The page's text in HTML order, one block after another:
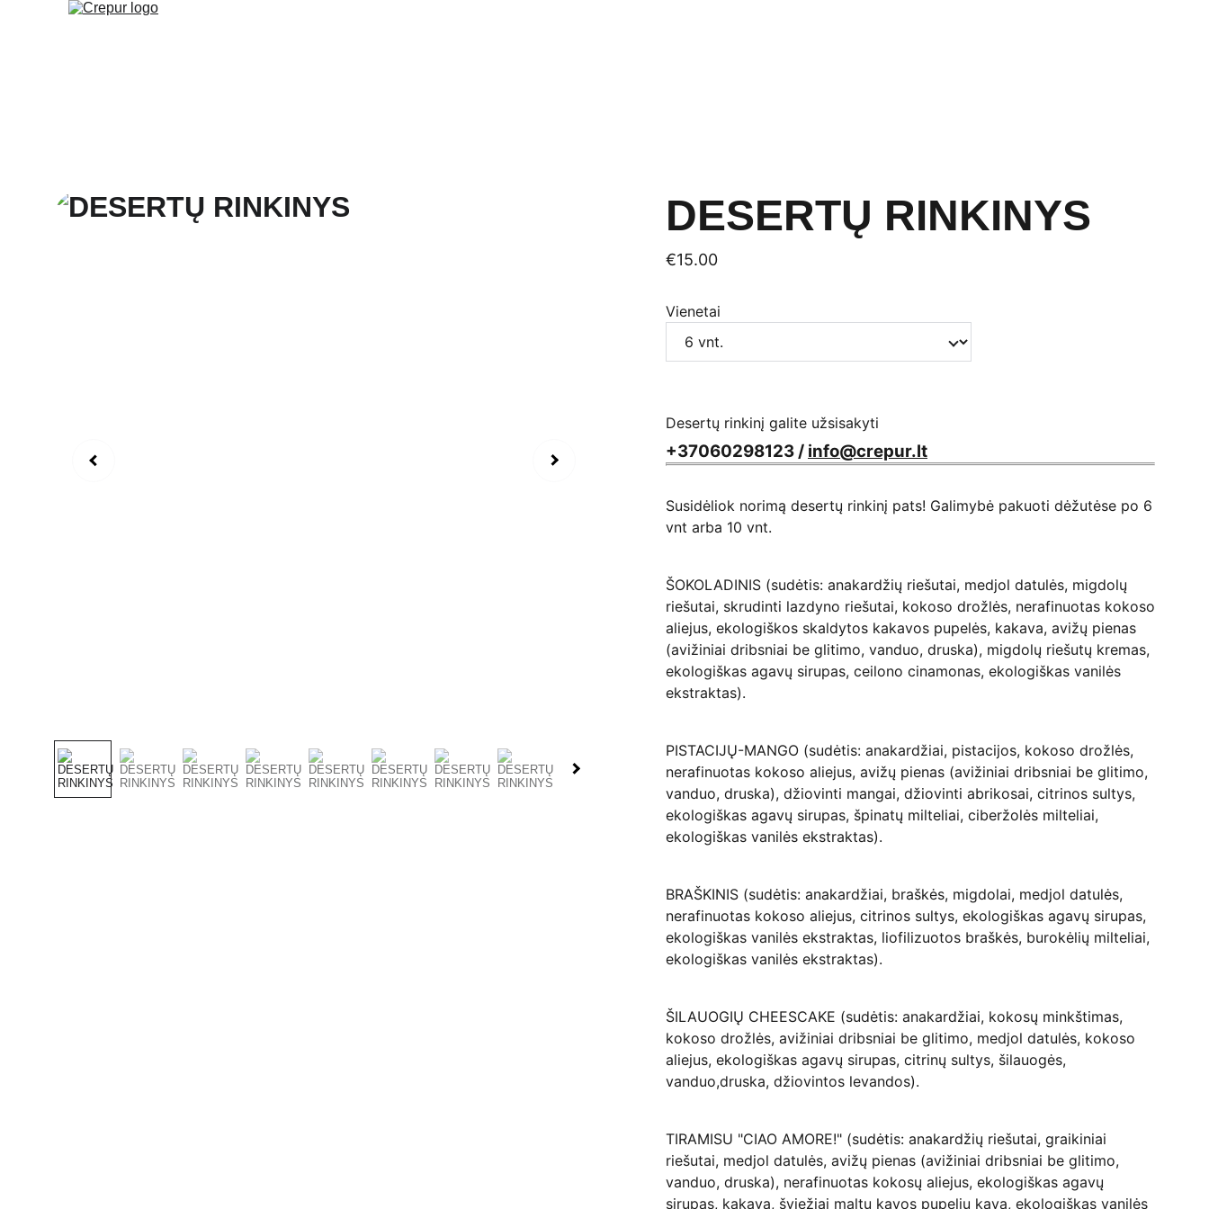
DESERTŲ RINKINYS
€15.00
Vienetai
Desertų rinkinį galite užsisakyti
+37060298123 / info@crepur.lt
Susidėliok norimą desertų rinkinį pats! Galimybė pakuoti dėžutėse po 6
vnt arba 10 vnt.
ŠOKOLADINIS (sudėtis: anakardžių riešutai, medjol datulės, migdolų
riešutai, skrudinti lazdyno riešutai, kokoso drožlės, nerafinuotas kokoso
aliejus, ekologiškos skaldytos kakavos pupelės, kakava, avižų pienas
(avižiniai dribsniai be glitimo, vanduo, druska), migdolų riešutų kremas,
ekologiškas agavų sirupas, ceilono cinamonas, ekologiškas vanilės
ekstraktas).
PISTACIJŲ-MANGO (sudėtis: anakardžiai, pistacijos, kokoso drožlės,
nerafinuotas kokoso aliejus, avižų pienas (avižiniai dribsniai be glitimo,
vanduo, druska), džiovinti mangai, džiovinti abrikosai, citrinos sultys,
ekologiškas agavų sirupas, špinatų milteliai, ciberžolės milteliai,
ekologiškas vanilės ekstraktas).
BRAŠKINIS (sudėtis: anakardžiai, braškės, migdolai, medjol datulės,
nerafinuotas kokoso aliejus, citrinos sultys, ekologiškas agavų sirupas,
ekologiškas vanilės ekstraktas, liofilizuotos braškės, burokėlių milteliai,
ekologiškas vanilės ekstraktas).
ŠILAUOGIŲ CHEESCAKE (sudėtis: anakardžiai, kokosų minkštimas,
kokoso drožlės, avižiniai dribsniai be glitimo, medjol datulės, kokoso
aliejus, ekologiškas agavų sirupas, citrinų sultys, šilauogės,
vanduo,druska, džiovintos levandos).
TIRAMISU "CIAO AMORE!" (sudėtis: anakardžių riešutai, graikiniai
riešutai, medjol datulės, avižų pienas (avižiniai dribsniai be glitimo,
vanduo, druska), nerafinuotas kokosų aliejus, ekologiškas agavų
sirupas, kakava, šviežiai maltų kavos pupelių kava, ekologiškas vanilės